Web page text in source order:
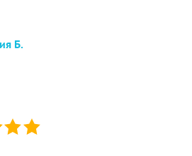
Б.
(*) (*)